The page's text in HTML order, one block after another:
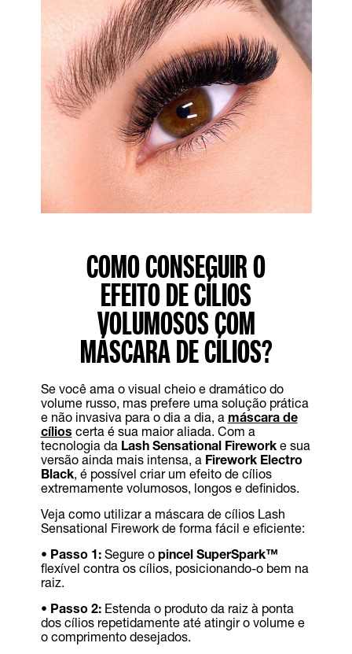
COMO CONSEGUIR O
EFEITO DE CÍLIOS
VOLUMOSOS COM
MÁSCARA DE CÍLIOS?
Se você ama o visual cheio e dramático do
volume russo, mas prefere uma solução prática
e não invasiva para o dia a dia, a máscara de
cílios certa é sua maior aliada. Com a
tecnologia da Lash Sensational Fireworke sua
versão ainda mais intensa, a Firework Electro
Black, é possível criar um efeito de cílios
extremamente volumosos, longos e definidos.
Veja como utilizar a máscara de cílios Lash
Sensational Firework de forma fácil e eficiente:
• Passo 1:Segure o pincel SuperSpark™
flexível contra os cílios, posicionando-o bem na
raiz.
• Passo 2:Estenda o produto da raiz à ponta
dos cílios repetidamente até atingir o volume e
o comprimento desejados.